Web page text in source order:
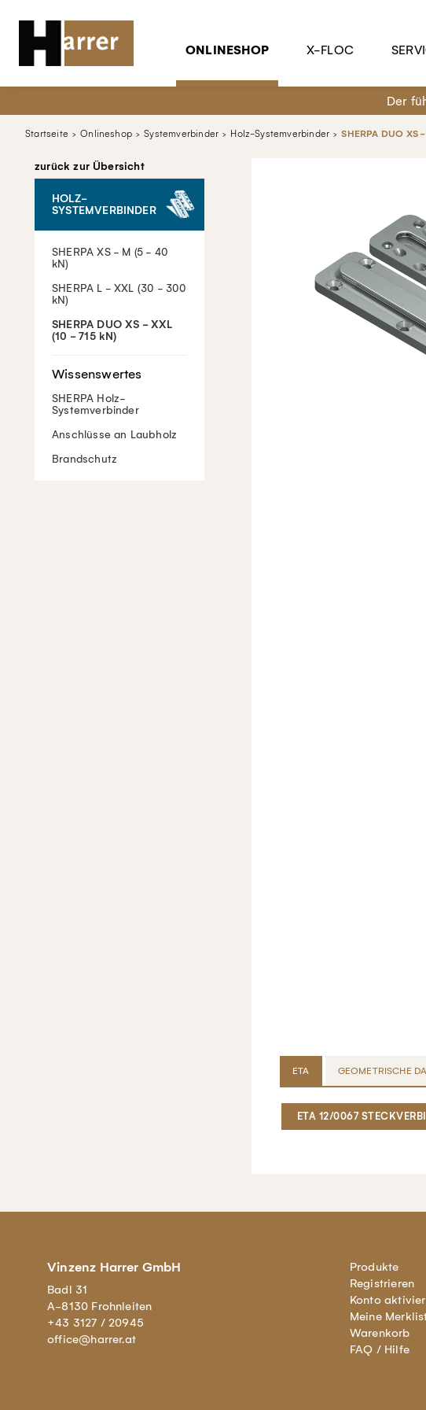
ONLINESHOP X-FLOC
Der
Startseite Onlineshop Systemverbinder Holz-Systemverbinder SHERPA DUO XS
zurück zur Übersicht
HOLZ-
SYSTEMVERBINDER
SHERPA XS - M (5 - 40
kN)
SHERPA L - XXL (30 - 300
kN)
SHERPA DUO XS - XXL
(10 - 715 kN)
SHERPA Holz-
Systemverbinder
Anschlüsse an Laubholz
Brandschutz
ETA GEOMETRISCHE
ETA 12/0067
Vinzenz Harrer GmbH
Badl 31
A-8130 Frohnleiten
+43 3127 / 20945
office@harrer.at
Produkte
Registrieren
Konto
Meine
Warenkorb
FAQ / Hilfe